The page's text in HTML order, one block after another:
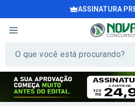
ASSINATURA